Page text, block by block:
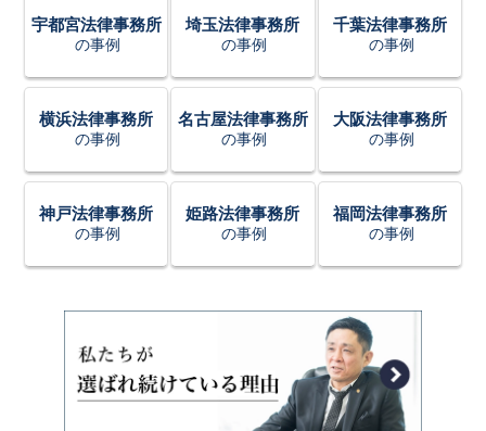
宇都宮法律事務所
の事例
埼玉法律事務所
の事例
千葉法律事務所
の事例
横浜法律事務所
の事例
名古屋法律事務所
の事例
大阪法律事務所
の事例
神戸法律事務所
の事例
姫路法律事務所
の事例
福岡法律事務所
の事例